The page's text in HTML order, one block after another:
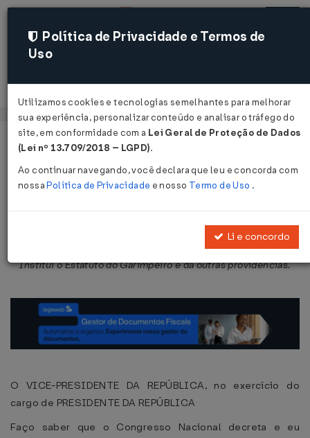
Acessar
Página Inicial Legislações
Lei nº 11.685 de 02/06/2008
Publicado no DOU em 3 jun 2008
Institui o Estatuto do Garimpeiro e dá outras providências.
O VICE-PRESIDENTE DA REPÚBLICA, no exercício do
cargo de PRESIDENTE DA REPÚBLICA
Faço saber que o Congresso Nacional decreta e eu
Política de Privacidade e Termos de
Uso
Utilizamos cookies e tecnologias semelhantes para melhorar
sua experiência, personalizar conteúdo e analisar o tráfego do
site, em conformidade com a Lei Geral de Proteção de Dados
(Lei nº 13.709/2018 – LGPD).
Ao continuar navegando, você declara que leu e concorda com
nossaPolítica de Privacidade e nosso Termo de Uso .
Li e concordo